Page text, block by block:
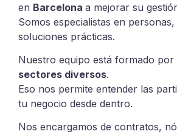
en Barcelona a mejorar su
Somos especialistas en
soluciones prácticas.
Nuestro equipo está formado por
sectores diversos.
Eso nos permite entender las
tu negocio desde dentro.
Nos encargamos de contratos,